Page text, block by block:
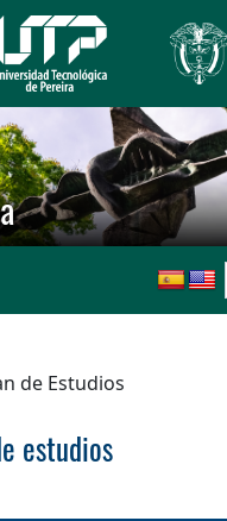
de Estudios
estudios